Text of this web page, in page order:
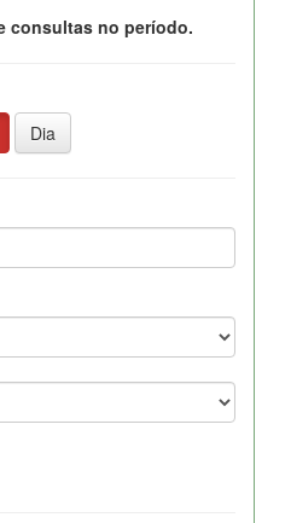
consultas no período.
Dia